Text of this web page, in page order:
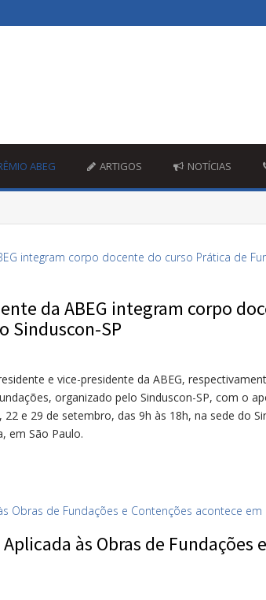
ABEG ARTIGOS NOTÍCIAS
da ABEG integram corpo
Sinduscon-SP
e vice-presidente da ABEG,
organizado pelo Sinduscon-SP, com o
e 29 de setembro, das 9h às 18h, na sede do
em São Paulo.
às Obras de Fundações